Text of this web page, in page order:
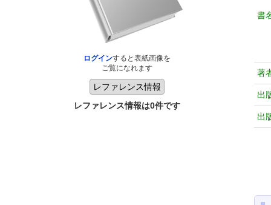
ログインすると表紙画像を
ご覧になれます
レファレンス情報は0件です
書
著
出
出